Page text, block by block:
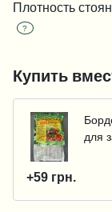
Плотность
?
Купить
для
+59 грн.